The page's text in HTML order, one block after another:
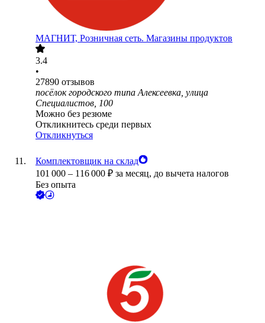
МАГНИТ, Розничная сеть. Магазины продуктов
3.4
•
27890 отзывов
посёлок городского типа Алексеевка, улица
Специалистов, 100
Можно без резюме
Откликнитесь среди первых
Откликнуться
Комплектовщик на склад
101 000 – 116 000 ₽ за месяц, до вычета налогов
Без опыта